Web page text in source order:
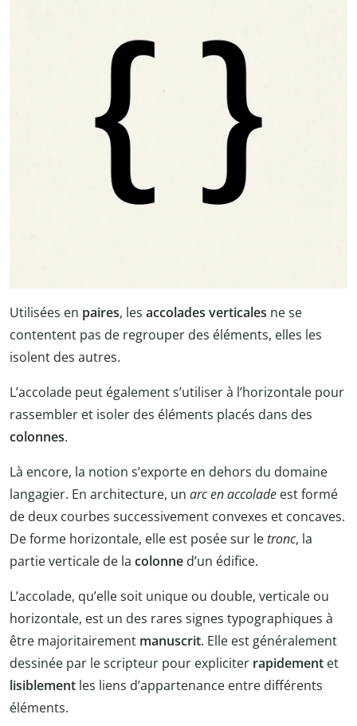
Utilisées en paires, les accolades verticales ne se
contentent pas de regrouper des éléments, elles les
isolent des autres.
L’accolade peut également s’utiliser à l’horizontale pour
rassembler et isoler des éléments placés dans des
colonnes.
Là encore, la notion s’exporte en dehors du domaine
langagier. En architecture, un arc en accolade est formé
de deux courbes successivement convexes et concaves.
De forme horizontale, elle est posée sur letronc, la
partie verticale de la colonne d’un édifice.
L’accolade, qu’elle soit unique ou double, verticale ou
horizontale, est un des rares signes typographiques à
être majoritairement manuscrit. Elle est généralement
dessinée par le scripteur pour expliciter rapidement et
lisiblement les liens d’appartenance entre différents
éléments.